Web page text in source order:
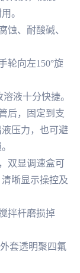
。
蚀、耐酸碱、
轮向左150°旋
液十分快捷。
后，固定到支
压力，也可避
双显调速盒可
晰显示操控及
拌杆磨损掉
套透明聚四氟